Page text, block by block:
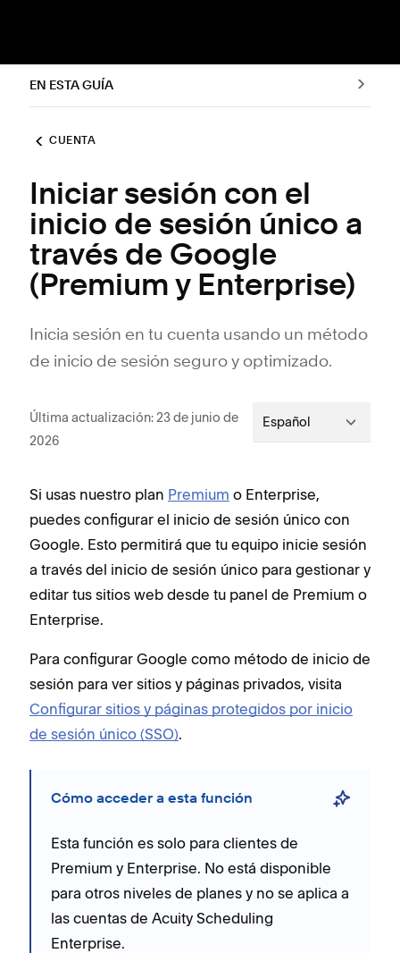
EN ESTA GUÍA
CUENTA
Iniciar sesión con el
inicio de sesión único a
través de Google
(Premium y Enterprise)
Inicia sesión en tu cuenta usando un método
de inicio de sesión seguro y optimizado.
Última actualización: 23 de junio de
2026
Español
Si usas nuestro plan Premium o Enterprise,
puedes configurar el inicio de sesión único con
Google. Esto permitirá que tu equipo inicie sesión
a través del inicio de sesión único para gestionar y
editar tus sitios web desde tu panel de Premium o
Enterprise.
Para configurar Google como método de inicio de
sesión para ver sitios y páginas privados, visita
Configurar sitios y páginas protegidos por inicio
de sesión único (SSO).
Cómo acceder a esta función
Esta función es solo para clientes de
Premium y Enterprise. No está disponible
para otros niveles de planes y no se aplica a
las cuentas de Acuity Scheduling
Enterprise.